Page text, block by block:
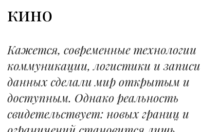
кино
Кажется, современные технологии
коммуникации, логистики и записи
данных сделали мир открытым и
доступным. Однако реальность
свидетельствует: новых границ и